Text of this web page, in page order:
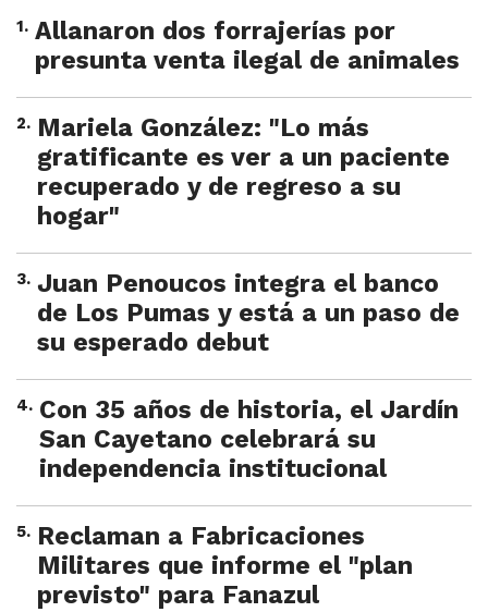
1. Allanaron dos forrajerías por
presunta venta ilegal de animales
2. Mariela González: "Lo más
gratificante es ver a un paciente
recuperado y de regreso a su
hogar"
3. Juan Penoucos integra el banco
de Los Pumas y está a un paso de
su esperado debut
4. Con 35 años de historia, el Jardín
San Cayetano celebrará su
independencia institucional
5. Reclaman a Fabricaciones
Militares que informe el "plan
previsto" para Fanazul